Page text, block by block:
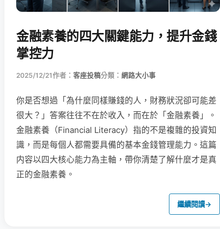
金融素養的四大關鍵能力，提升金錢
掌控力
2025/12/21作者： 客座投稿分類： 網路大小事
你是否想過「為什麼同樣賺錢的人，財務狀況卻可能差
很大？」答案往往不在於收入，而在於「金融素養」。
金融素養（Financial Literacy）指的不是複雜的投資知
識，而是每個人都需要具備的基本金錢管理能力。這篇
内容以四大核心能力為主軸，帶你清楚了解什麼才是真
正的金融素養。
繼續閱讀→